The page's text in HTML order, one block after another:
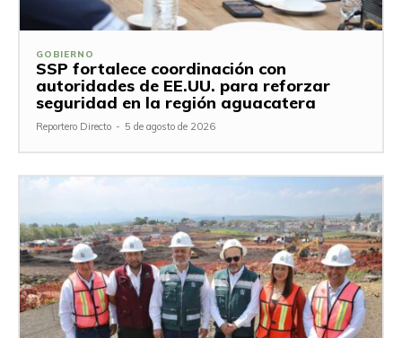
GOBIERNO
SSP fortalece coordinación con
autoridades de EE.UU. para reforzar
seguridad en la región aguacatera
Reportero Directo - 5 de agosto de 2026